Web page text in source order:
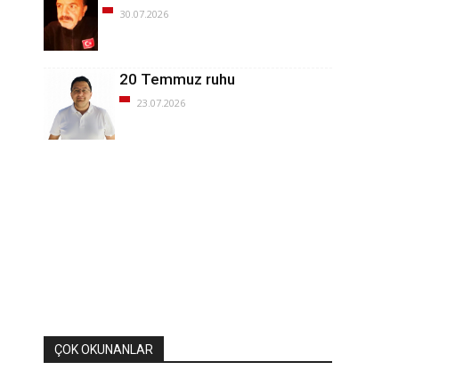
30.07.2026
20 Temmuz ruhu
23.07.2026
ÇOK OKUNANLAR